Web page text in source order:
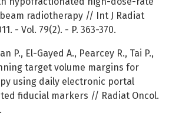
radiotherapy // Int J Radiat
- Vol. 79(2). - P. 363-370.
P., El-Gayed A., Pearcey R., Tai P.,
target volume margins for
using daily electronic portal
fiducial markers // Radiat Oncol.